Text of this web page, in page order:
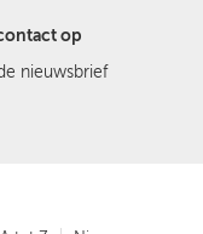
op
nieuwsbrief